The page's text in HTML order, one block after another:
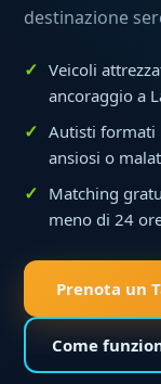
destinazione
Veicoli
ancoraggio a
Autisti formati
ansiosi o
Matching
meno di 24
Prenota un
Come